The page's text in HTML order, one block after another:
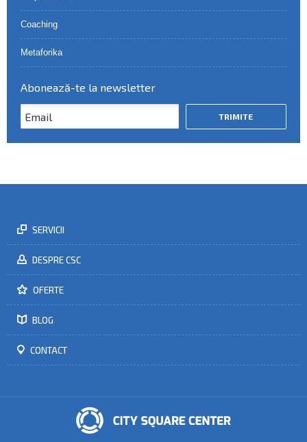
Coaching
Metaforika
Abonează-te la newsletter
SERVICII
DESPRE CSC
OFERTE
BLOG
CONTACT